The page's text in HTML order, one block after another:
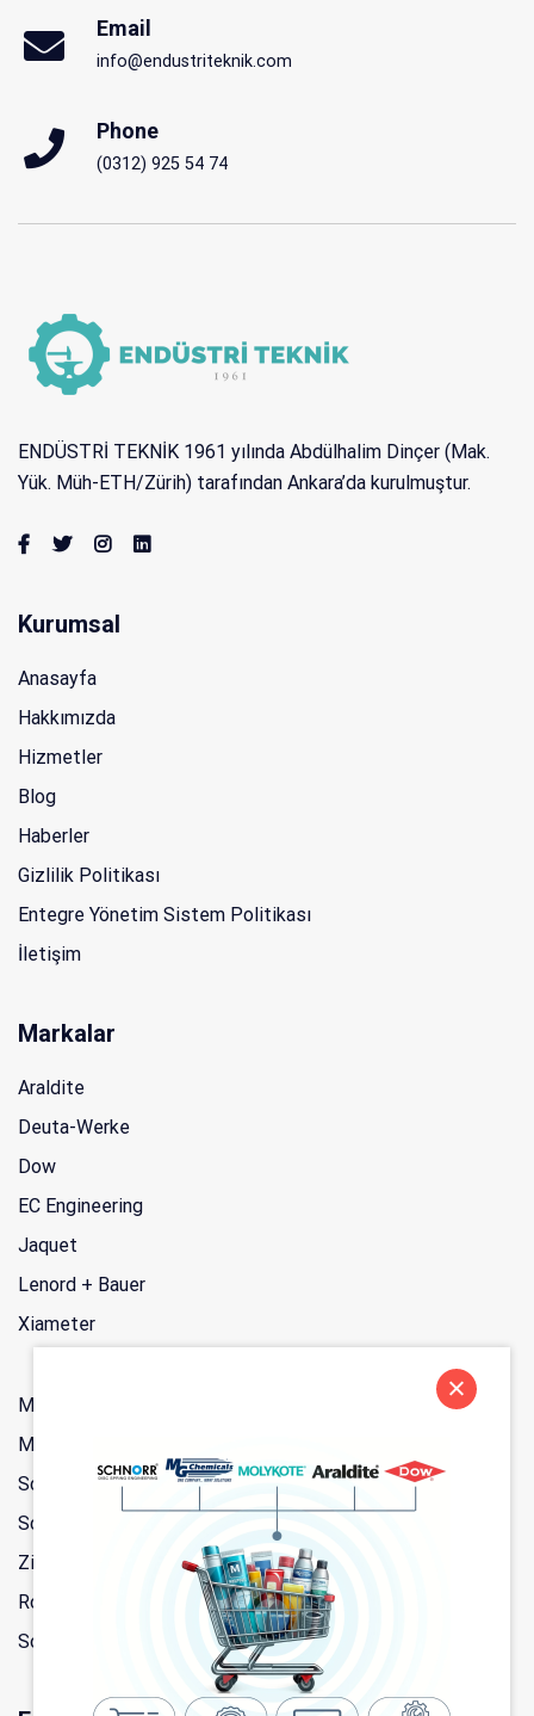
Email
info@endustriteknik.com
Phone
(0312) 925 54 74
ENDÜSTRİ TEKNİK 1961 yılında Abdülhalim Dinçer (Mak.
Yük. Müh-ETH/Zürih) tarafından Ankara’da kurulmuştur.
Kurumsal
Anasayfa
Hakkımızda
Hizmetler
Blog
Haberler
Gizlilik Politikası
Entegre Yönetim Sistem Politikası
İletişim
Markalar
Araldite
Deuta-Werke
Dow
EC Engineering
Jaquet
Lenord + Bauer
Xiameter
Merbenit
Molykote
Schnorr
Scott Bader
Zip-Chem
Rotathor
Sowa